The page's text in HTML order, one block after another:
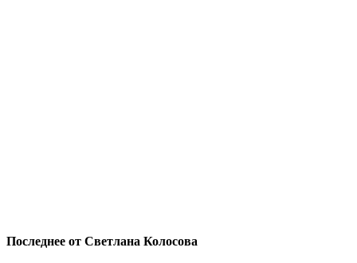
Последнее от Светлана Колосова